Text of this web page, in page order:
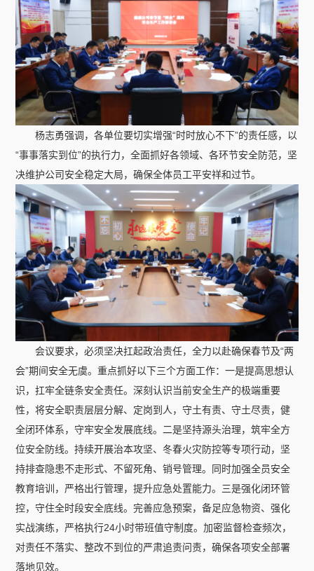
杨志勇强调，各单位要切实增强“时时放心不下”的责任感，以
“事事落实到位”的执行力，全面抓好各领域、各环节安全防范，坚
决维护公司安全稳定大局，确保全体员工平安祥和过节。
会议要求，必须坚决扛起政治责任，全力以赴确保春节及“两
会”期间安全无虞。重点抓好以下三个方面工作：一是提高思想认
识，扛牢全链条安全责任。深刻认识当前安全生产的极端重要
性，将安全职责层层分解、定岗到人，守土有责、守土尽责，健
全闭环体系，守牢安全发展底线。二是坚持源头治理，筑牢全方
位安全防线。持续开展治本攻坚、冬春火灾防控等专项行动，坚
持排查隐患不走形式、不留死角、销号管理。同时加强全员安全
教育培训，严格出行管理，提升应急处置能力。三是强化闭环管
控，守住全时段安全底线。完善应急预案，备足应急物资、强化
实战演练，严格执行24小时带班值守制度。加密监督检查频次，
对责任不落实、整改不到位的严肃追责问责，确保各项安全部署
落地见效。